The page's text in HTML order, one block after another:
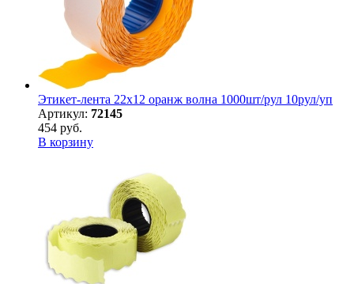
Этикет-лента 22х12 оранж волна 1000шт/рул 10рул/уп
Артикул: 72145
454 руб.
В корзину